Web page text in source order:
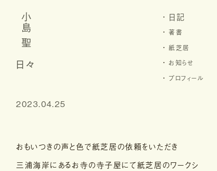
小島 聖
日々
日記
著書
紙芝居
お知らせ
プロフィール
2023.04.25
おもいつきの声と色で紙芝居の依頼をいただき
三浦海岸にあるお寺の寺子屋にて紙芝居のワークシ